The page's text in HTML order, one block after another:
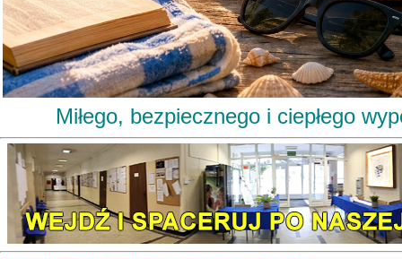
Miłego, bezpiecznego i ciepłego